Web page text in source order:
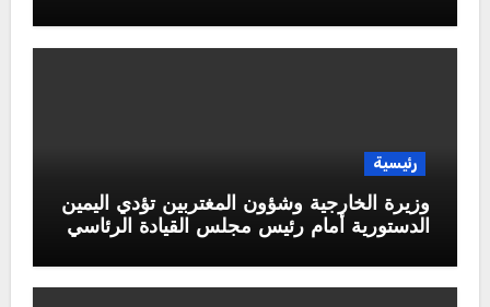
رئيسية
وزيرة الخارجية وشؤون المغتربين تؤدي اليمين
الدستورية أمام رئيس مجلس القيادة الرئاسي